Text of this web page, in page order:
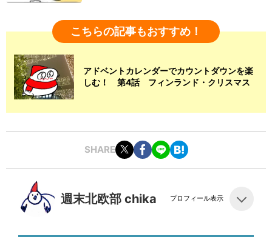
こちらの記事もおすすめ！
アドベントカレンダーでカウントダウンを楽
しむ！ 第4話 フィンランド・クリスマス
SHARE
週末北欧部 chika プロフィール表示